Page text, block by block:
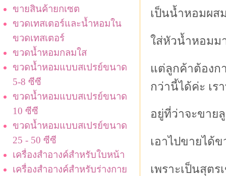
ขายสินค้ายกเซต
ขวดเทสเตอร์และน้ำหอมใน
ขวดเทสเตอร์
ขวดน้ำหอมกลมใส
ขวดน้ำหอมแบบสเปรย์ขนาด
5-8 ซีซี
ขวดน้ำหอมแบบสเปรย์ขนาด
10 ซีซี
ขวดน้ำหอมแบบสเปรย์ขนาด
25 - 50 ซีซี
เครื่องสำอางค์สำหรับใบหน้า
เครื่องสำอางค์สำหรับร่างกาย
เป็นน้ำหอมผส
ใส่หัวน้ำหอมม
แต่ลูกค้าต้องก
กว่านี้ได้ค่ะ เร
อยู่ที่ว่าจะขาย
เอาไปขายได้
เพราะเป็นสุต